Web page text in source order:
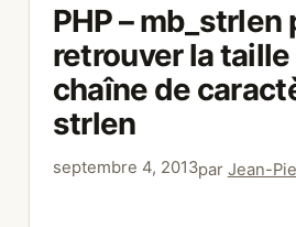
PHP – mb_strlen
retrouver la taille
chaîne de
strlen
septembre 4, 2013par Jean-